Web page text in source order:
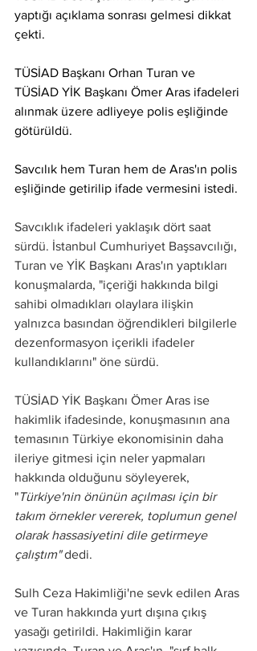
yaptığı açıklama sonrası gelmesi dikkat
çekti.
TÜSİAD Başkanı Orhan Turan ve
TÜSİAD YİK Başkanı Ömer Aras ifadeleri
alınmak üzere adliyeye polis eşliğinde
götürüldü.
Savcılık hem Turan hem de Aras'ın polis
eşliğinde getirilip ifade vermesini istedi.
Savcıklık ifadeleri yaklaşık dört saat
sürdü. İstanbul Cumhuriyet Başsavcılığı,
Turan ve YİK Başkanı Aras'ın yaptıkları
konuşmalarda, "içeriği hakkında bilgi
sahibi olmadıkları olaylara ilişkin
yalnızca basından öğrendikleri bilgilerle
dezenformasyon içerikli ifadeler
kullandıklarını" öne sürdü.
TÜSİAD YİK Başkanı Ömer Aras ise
hakimlik ifadesinde, konuşmasının ana
temasının Türkiye ekonomisinin daha
ileriye gitmesi için neler yapmaları
hakkında olduğunu söyleyerek,
"Türkiye'nin önünün açılması için bir
takım örnekler vererek, toplumun genel
olarak hassasiyetini dile getirmeye
çalıştım" dedi.
Sulh Ceza Hakimliği'ne sevk edilen Aras
ve Turan hakkında yurt dışına çıkış
yasağı getirildi. Hakimliğin karar